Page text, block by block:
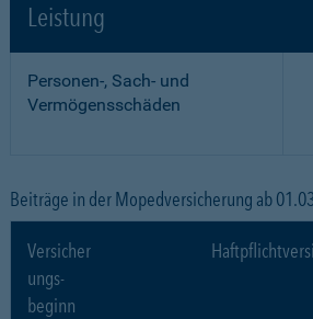
Leistung
Personen-, Sach- und
Vermögensschäden
Beiträge in der Mopedversicherung ab
Versicher
ungs-
beginn